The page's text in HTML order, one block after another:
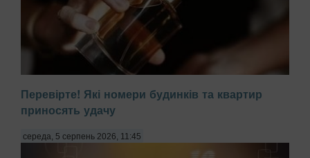
Багато людей після нанесення парфуму на зап'ястки
Перевірте! Які номери будинків та квартир
приносять удачу
середа, 5 серпень 2026, 11:45